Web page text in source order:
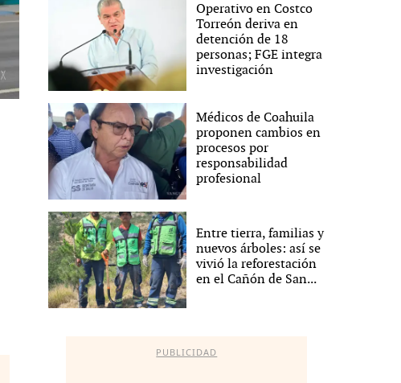
Operativo en Costco
Torreón deriva en
detención de 18
personas; FGE integra
investigación
Médicos de Coahuila
proponen cambios en
procesos por
responsabilidad
profesional
Entre tierra, familias y
nuevos árboles: así se
vivió la reforestación
en el Cañón de San...
PUBLICIDAD